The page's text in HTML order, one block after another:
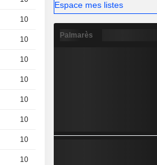
10
10 0,1030EUR
10
10
10
10
10
10
Espace mes listes
Palmarès